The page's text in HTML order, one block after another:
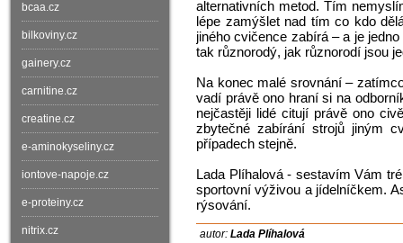
alternativních metod. Tím
lépe zamýšlet nad tím co kdo
jiného cvičence zabírá – a je
tak různorodý, jak různorodí jsou
Na konec malé srovnání –
vadí právě ono hraní si na
nejčastěji lidé citují právě ono
zbytečné zabírání strojů jiným
případech stejně.
Lada Plíhalová - sestavím Vám
sportovní výživou a jídelníčkem.
rýsování.
autor: Lada Plíhalová
bcaa.cz
bilkoviny.cz
gainery.cz
carnitine.cz
creatine.cz
e-aminokyseliny.cz
iontove-napoje.cz
e-proteiny.cz
nitrix.cz